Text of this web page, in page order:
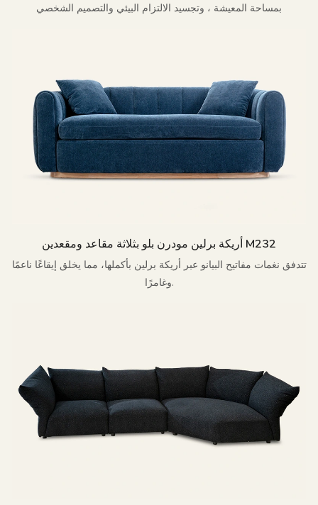
بمساحة المعيشة ، وتجسيد الالتزام البيئي والتصميم الشخصي
أريكة برلين مودرن بلو بثلاثة مقاعد ومقعدين M232
تتدفق نغمات مفاتيح البيانو عبر أريكة برلين بأكملها، مما يخلق إيقاعًا ناعمًا
وغامرًا.